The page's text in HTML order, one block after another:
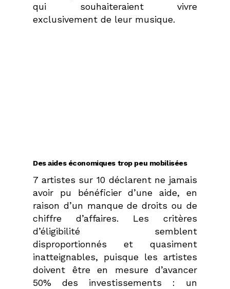
qui souhaiteraient vivre
exclusivement de leur musique.
Des aides économiques trop peu mobilisées
7 artistes sur 10 déclarent ne jamais
avoir pu bénéficier d’une aide, en
raison d’un manque de droits ou de
chiffre d’affaires. Les critères
d’éligibilité semblent
disproportionnés et quasiment
inatteignables, puisque les artistes
doivent être en mesure d’avancer
50% des investissements : un